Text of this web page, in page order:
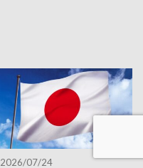
2026/07/24